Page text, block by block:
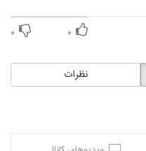
۰ ۰
نظرات